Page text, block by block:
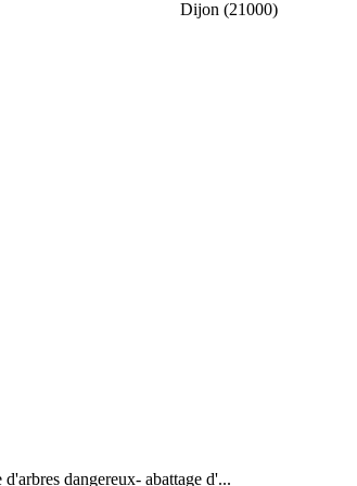
Dijon (21000)
dangereux- abattage d'...